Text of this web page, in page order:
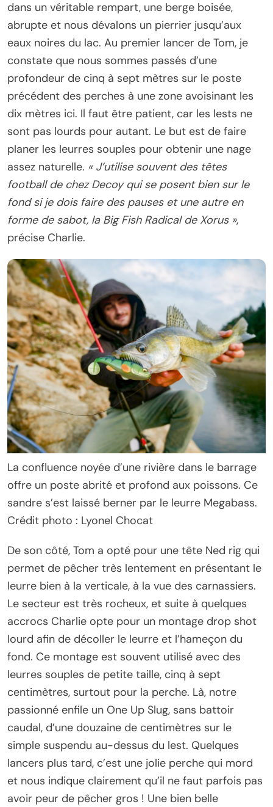
dans un véritable rempart, une berge boisée,
abrupte et nous dévalons un pierrier jusqu’aux
eaux noires du lac. Au premier lancer de Tom, je
constate que nous sommes passés d’une
profondeur de cinq à sept mètres sur le poste
précédent des perches à une zone avoisinant les
dix mètres ici. Il faut être patient, car les lests ne
sont pas lourds pour autant. Le but est de faire
planer les leurres souples pour obtenir une nage
assez naturelle. « J’utilise souvent des têtes
football de chez Decoy qui se posent bien sur le
fond si je dois faire des pauses et une autre en
forme de sabot, la Big Fish Radical de Xorus »,
précise Charlie.
La confluence noyée d’une rivière dans le barrage
offre un poste abrité et profond aux poissons. Ce
sandre s’est laissé berner par le leurre Megabass.
Crédit photo : Lyonel Chocat
De son côté, Tom a opté pour une tête Ned rig qui
permet de pêcher très lentement en présentant le
leurre bien à la verticale, à la vue des carnassiers.
Le secteur est très rocheux, et suite à quelques
accrocs Charlie opte pour un montage drop shot
lourd afin de décoller le leurre et l’hameçon du
fond. Ce montage est souvent utilisé avec des
leurres souples de petite taille, cinq à sept
centimètres, surtout pour la perche. Là, notre
passionné enfile un One Up Slug, sans battoir
caudal, d’une douzaine de centimètres sur le
simple suspendu au-dessus du lest. Quelques
lancers plus tard, c’est une jolie perche qui mord
et nous indique clairement qu’il ne faut parfois pas
avoir peur de pêcher gros ! Une bien belle